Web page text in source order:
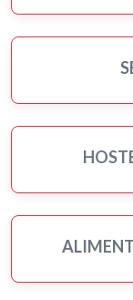
Murales
Ópticas
Tatuajes